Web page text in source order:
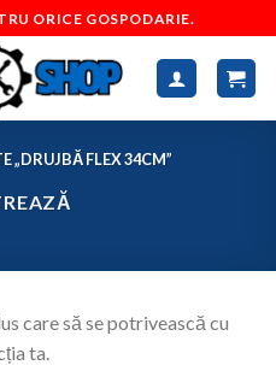
ORICE GOSPODARIE.
„DRUJBĂ FLEX 34CM”
care să se potrivească cu
ta.